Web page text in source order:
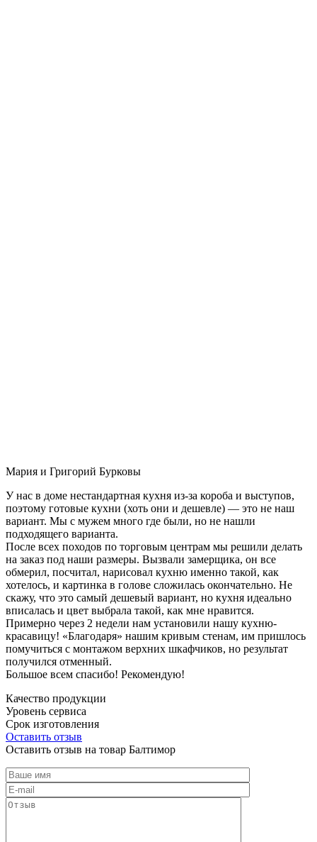
Мария и Григорий Бурковы
У нас в доме нестандартная кухня из-за короба и выступов,
поэтому готовые кухни (хоть они и дешевле) — это не наш
вариант. Мы с мужем много где были, но не нашли
подходящего варианта.
После всех походов по торговым центрам мы решили делать
на заказ под наши размеры. Вызвали замерщика, он все
обмерил, посчитал, нарисовал кухню именно такой, как
хотелось, и картинка в голове сложилась окончательно. Не
скажу, что это самый дешевый вариант, но кухня идеально
вписалась и цвет выбрала такой, как мне нравится.
Примерно через 2 недели нам установили нашу кухню-
красавицу! «Благодаря» нашим кривым стенам, им пришлось
помучиться с монтажом верхних шкафчиков, но результат
получился отменный.
Большое всем спасибо! Рекомендую!
Качество продукции
Уровень сервиса
Срок изготовления
Оставить отзыв
Оставить отзыв на товар Балтимор